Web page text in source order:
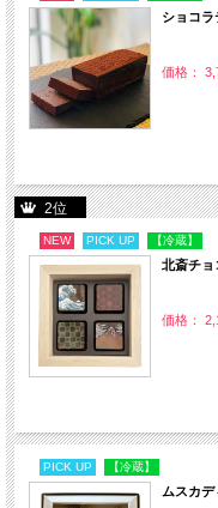
ショコラ
価格：
2位
NEW PICK UP 【冷蔵】
北斎チョ
価格：
PICK UP 【冷蔵】
ムスカ